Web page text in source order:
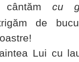
cântămcu
de
Lui cu